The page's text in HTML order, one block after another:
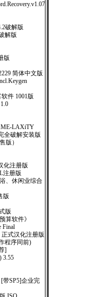
破解版
解版
版
简体中文版
件 1001版
LAXiTY
全破解安装版
版）
化注册版
注册版
、休闲业综合
版
版
算软件》
Final
正式汉化注册版
程序同前)
]
3.55
[带SP5]企业完